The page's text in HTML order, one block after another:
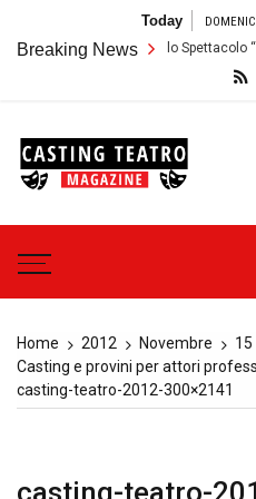
content
Today
Breaking News
Audizioni per lo Spettacolo
teatrali
Home 2012 Novembre
15
Casting e provini per attori
casting-teatro-2012-300×2141
casting-teatro-